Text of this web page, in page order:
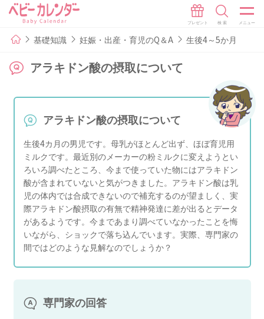
基礎知識 妊娠・出産・育児のQ＆A 生後4～5か月
アラキドン酸の摂取について
アラキドン酸の摂取について
生後4カ月の男児です。母乳がほとんど出ず、ほぼ育児用
ミルクです。最近別のメーカーの粉ミルクに変えようとい
ろいろ調べたところ、今まで使っていた物にはアラキドン
酸が含まれていないと気がつきました。アラキドン酸は乳
児の体内では合成できないので補充するのが望ましく、実
際アラキドン酸摂取の有無で精神発達に差が出るとデータ
があるようです。今まであまり調べていなかったことを悔
いながら、ショックで落ち込んでいます。実際、専門家の
間ではどのような見解なのでしょうか？
専門家の回答